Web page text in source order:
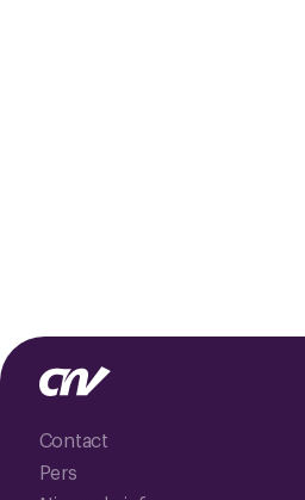
Contact
Pers